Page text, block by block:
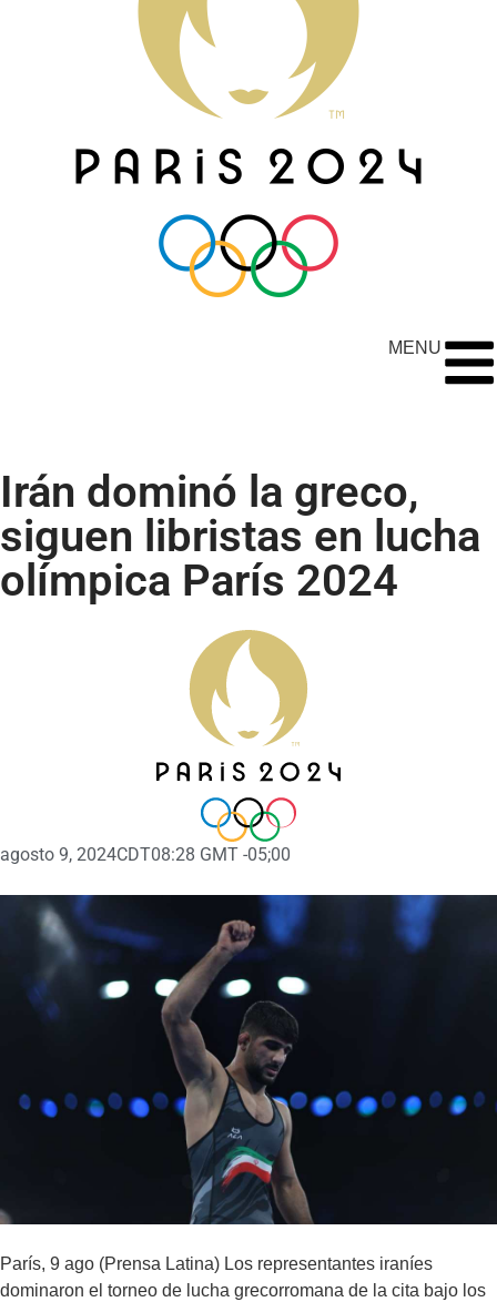
MENU
Irán dominó la greco,
siguen libristas en lucha
olímpica París 2024
agosto 9, 2024CDT08:28 GMT -05;00
París, 9 ago (Prensa Latina) Los representantes iraníes
dominaron el torneo de lucha grecorromana de la cita bajo los